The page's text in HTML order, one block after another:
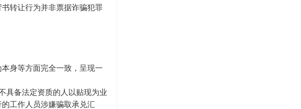
转让行为并非票据诈骗犯罪
身等方面完全一致，呈现一
具备法定资质的人以贴现为业
工作人员涉嫌骗取承兑汇